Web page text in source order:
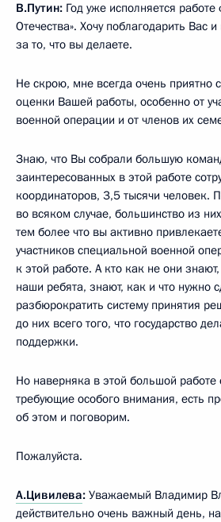
В.Путин: Год уже исполняется
Отечества». Хочу поблагодарить Вас
за то, что вы делаете.
Не скрою, мне всегда очень приятно
оценки Вашей работы, особенно от
военной операции и от членов их
Знаю, что Вы собрали большую
заинтересованных в этой работе
координаторов, 3,5 тысячи человек.
во всяком случае, большинство из
тем более что вы активно
участников специальной военной
к этой работе. А кто как не они
наши ребята, знают, как и что нужно
разбюрократить систему принятия
до них всего того, что государство
поддержки.
Но наверняка в этой большой работе
требующие особого внимания, есть
об этом и поговорим.
Пожалуйста.
А.Цивилева: Уважаемый Владимир
действительно очень важный день,